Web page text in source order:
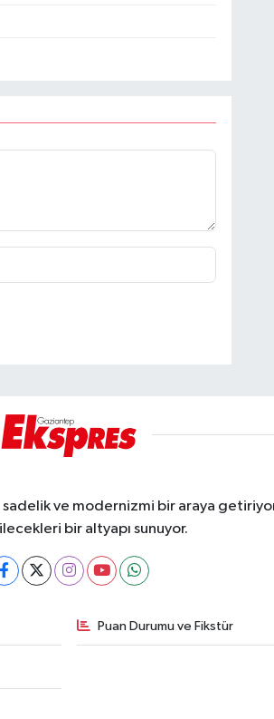
ve modernizmi bir araya
bir altyapı sunuyor.
Puan Durumu ve Fikstür